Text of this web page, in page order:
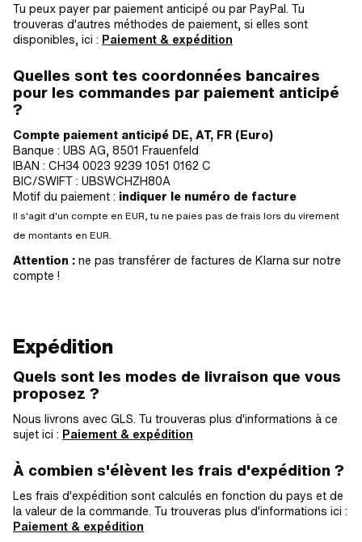
Tu peux payer par paiement anticipé ou par PayPal. Tu
trouveras d'autres méthodes de paiement, si elles sont
disponibles, ici : Paiement & expédition
Quelles sont tes coordonnées bancaires
pour les commandes par paiement anticipé
?
Compte paiement anticipé DE, AT, FR (Euro)
Banque : UBS AG, 8501 Frauenfeld
IBAN : CH34 0023 9239 1051 0162 C
BIC/SWIFT : UBSWCHZH80A
Motif du paiement : indiquer le numéro de facture
Il s'agit d'un compte en EUR, tu ne paies pas de frais lors du virement
de montants en EUR.
Attention : ne pas transférer de factures de Klarna sur notre
compte !
Expédition
Quels sont les modes de livraison que vous
proposez ?
Nous livrons avec GLS. Tu trouveras plus d'informations à ce
sujet ici : Paiement & expédition
À combien s'élèvent les frais d'expédition ?
Les frais d'expédition sont calculés en fonction du pays et de
la valeur de la commande. Tu trouveras plus d'informations ici :
Paiement & expédition